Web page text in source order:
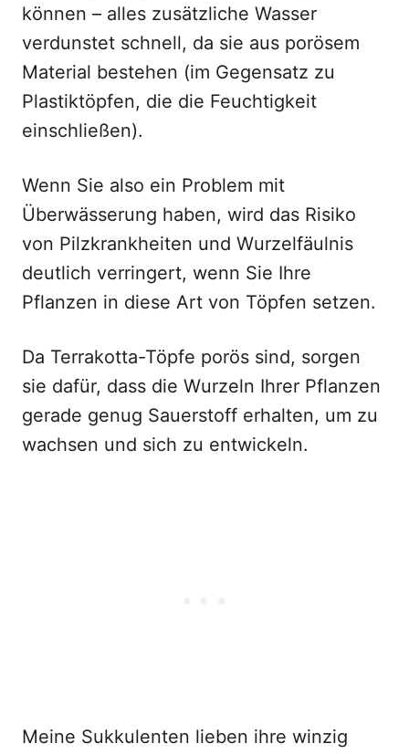
können – alles zusätzliche Wasser
verdunstet schnell, da sie aus porösem
Material bestehen (im Gegensatz zu
Plastiktöpfen, die die Feuchtigkeit
einschließen).
Wenn Sie also ein Problem mit
Überwässerung haben, wird das Risiko
von Pilzkrankheiten und Wurzelfäulnis
deutlich verringert, wenn Sie Ihre
Pflanzen in diese Art von Töpfen setzen.
Da Terrakotta-Töpfe porös sind, sorgen
sie dafür, dass die Wurzeln Ihrer Pflanzen
gerade genug Sauerstoff erhalten, um zu
wachsen und sich zu entwickeln.
Meine Sukkulenten lieben ihre winzig